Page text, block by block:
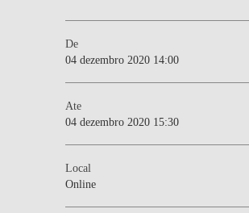
De
04 dezembro 2020 14:00
Ate
04 dezembro 2020 15:30
Local
Online